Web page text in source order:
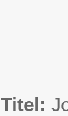
Titel: